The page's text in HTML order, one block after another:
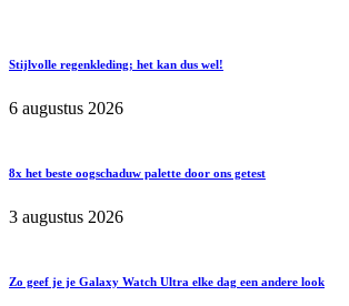
Stijlvolle regenkleding; het kan dus wel!
6 augustus 2026
8x het beste oogschaduw palette door ons getest
3 augustus 2026
Zo geef je je Galaxy Watch Ultra elke dag een andere look